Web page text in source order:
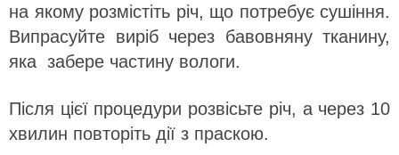
на якому розмістіть річ, що потребує сушіння.
Випрасуйте виріб через бавовняну тканину,
яка забере частину вологи.
Після цієї процедури розвісьте річ, а через 10
хвилин повторіть дії з праскою.